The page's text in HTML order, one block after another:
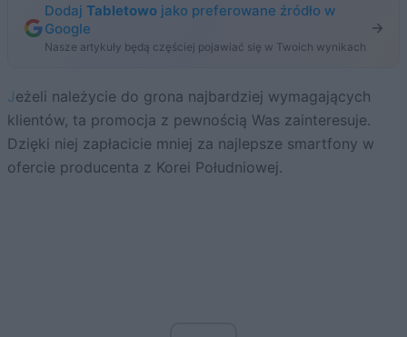
Dodaj Tabletowo jako preferowane źródło w
Google
Nasze artykuły będą częściej pojawiać się w Twoich wynikach
Jeżeli należycie do grona najbardziej wymagających
klientów, ta promocja z pewnością Was zainteresuje.
Dzięki niej zapłacicie mniej za najlepsze smartfony w
ofercie producenta z Korei Południowej.